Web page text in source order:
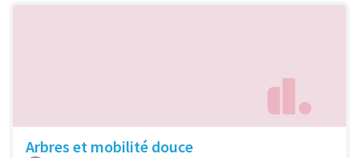
Arbres et mobilité douce